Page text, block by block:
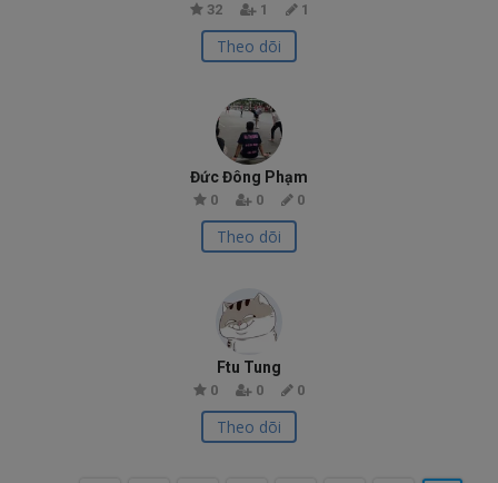
32 1 1
Theo dõi
Đức Đông Phạm
0 0 0
Theo dõi
Ftu Tung
0 0 0
Theo dõi